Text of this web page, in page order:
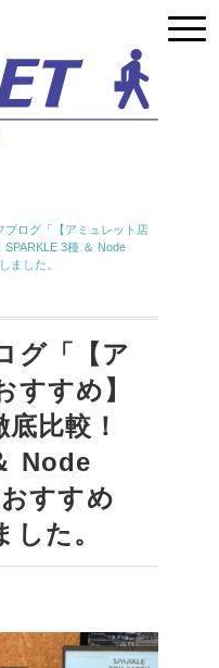
ブログ「【アミュレット店
3種 ＆ Node
ました。
グ「【ア
すすめ】
比較！
Node
すすめ
した。